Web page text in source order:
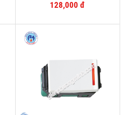
128,000 đ